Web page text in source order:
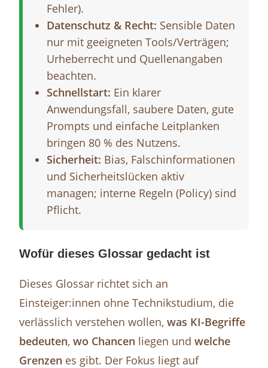
Fehler).
Datenschutz & Recht: Sensible Daten
nur mit geeigneten Tools/Verträgen;
Urheberrecht und Quellenangaben
beachten.
Schnellstart: Ein klarer
Anwendungsfall, saubere Daten, gute
Prompts und einfache Leitplanken
bringen 80 % des Nutzens.
Sicherheit: Bias, Falschinformationen
und Sicherheitslücken aktiv
managen; interne Regeln (Policy) sind
Pflicht.
Wofür dieses Glossar gedacht ist
Dieses Glossar richtet sich an
Einsteiger:innen ohne Technikstudium, die
verlässlich verstehen wollen,was KI-Begriffe
bedeuten,wo Chancen liegen undwelche
Grenzen es gibt. Der Fokus liegt auf